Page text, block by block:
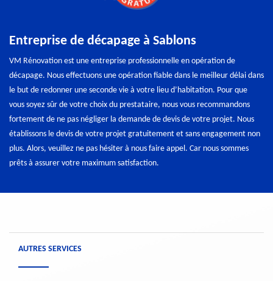
Entreprise de décapage à Sablons
VM Rénovation est une entreprise professionnelle en opération de
décapage. Nous effectuons une opération fiable dans le meilleur délai dans
le but de redonner une seconde vie à votre lieu d’habitation. Pour que
vous soyez sûr de votre choix du prestataire, nous vous recommandons
fortement de ne pas négliger la demande de devis de votre projet. Nous
établissons le devis de votre projet gratuitement et sans engagement non
plus. Alors, veuillez ne pas hésiter à nous faire appel. Car nous sommes
prêts à assurer votre maximum satisfaction.
AUTRES SERVICES